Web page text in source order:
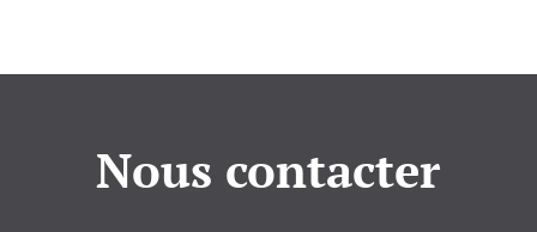
Nous contacter